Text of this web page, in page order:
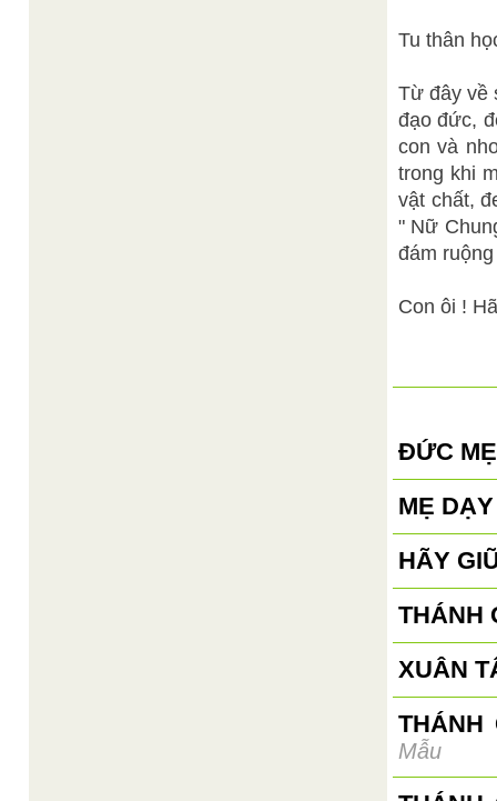
Tu thân
Từ đây về
đạo đức,
con và
trong khi
vật chất,
" Nữ
đám
Con ôi !
ĐỨC
MẸ
HÃY
THÁNH
XUÂN
THÁNH
Mẫu